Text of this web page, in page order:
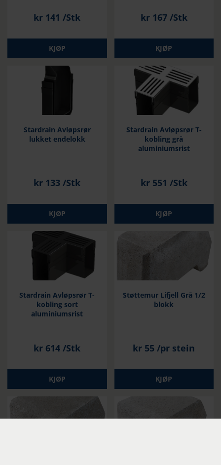
kr 141 /Stk
KJØP
kr167/Stk
KJØP
Stardrain Avløpsrør
lukket endelokk
kr 133 /Stk
KJØP
Stardrain Avløpsrør T-
kobling grå
aluminiumsrist
kr551 /Stk
KJØP
Stardrain Avløpsrør T-
kobling sort
aluminiumsrist
kr 614 /Stk
KJØP
Støttemur Lifjell Grå 1/2
blokk
kr 55 /pr stein
KJØP